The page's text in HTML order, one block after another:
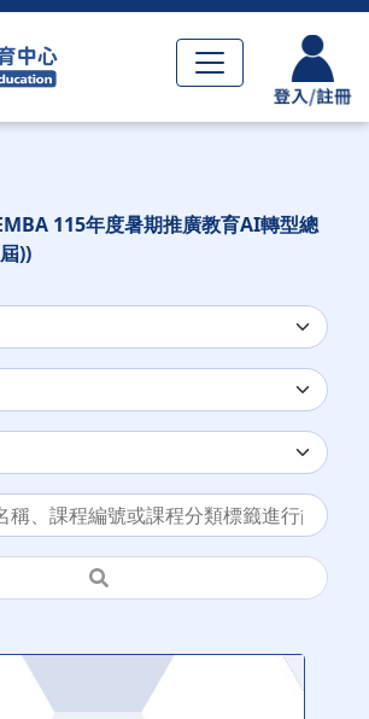
115年度暑期推廣教育AI轉型總
))